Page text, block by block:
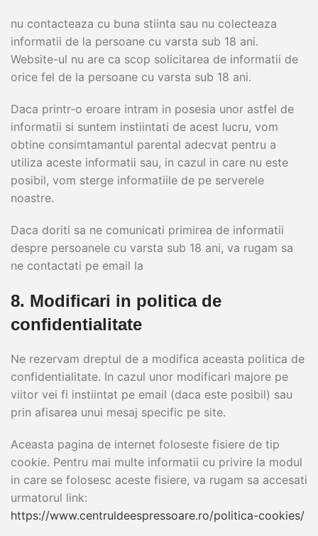
nu contacteaza cu buna stiinta sau nu colecteaza
informatii de la persoane cu varsta sub 18 ani.
Website-ul nu are ca scop solicitarea de informatii de
orice fel de la persoane cu varsta sub 18 ani.
Daca printr-o eroare intram in posesia unor astfel de
informatii si suntem instiintati de acest lucru, vom
obtine consimtamantul parental adecvat pentru a
utiliza aceste informatii sau, in cazul in care nu este
posibil, vom sterge informatiile de pe serverele
noastre.
Daca doriti sa ne comunicati primirea de informatii
despre persoanele cu varsta sub 18 ani, va rugam sa
ne contactati pe email la
8. Modificari in politica de
confidentialitate
Ne rezervam dreptul de a modifica aceasta politica de
confidentialitate. In cazul unor modificari majore pe
viitor vei fi instiintat pe email (daca este posibil) sau
prin afisarea unui mesaj specific pe site.
Aceasta pagina de internet foloseste fisiere de tip
cookie. Pentru mai multe informatii cu privire la modul
in care se folosesc aceste fisiere, va rugam sa accesati
urmatorul link:
https://www.centruldeespressoare.ro/politica-cookies/